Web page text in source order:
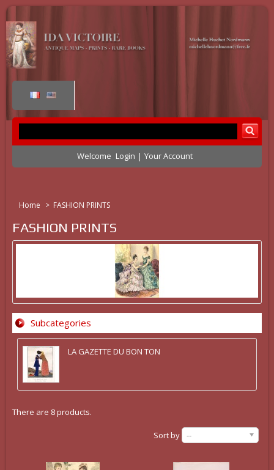
Welcome Login Your Account
Home > FASHION PRINTS
FASHION PRINTS
Subcategories
LA GAZETTE DU BON TON
There are 8 products.
Sort by --